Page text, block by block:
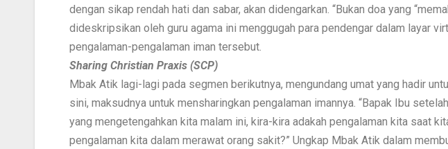
dengan sikap rendah hati dan sabar, akan didengarkan. “Bukan doa yang
dideskripsikan oleh guru agama ini menggugah para pendengar dalam layar
pengalaman-pengalaman iman tersebut.
Sharing Christian Praxis (SCP)
Mbak Atik lagi-lagi pada segmen berikutnya, mengundang umat yang hadir
sini, maksudnya untuk mensharingkan pengalaman imannya. “Bapak Ibu
yang mengetengahkan kita malam ini, kira-kira adakah pengalaman kita saat
pengalaman kita dalam merawat orang sakit?” Ungkap Mbak Atik dalam